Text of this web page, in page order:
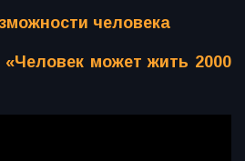
человека
может жить 2000